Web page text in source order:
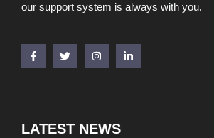
our support system is always with you.
LATEST NEWS